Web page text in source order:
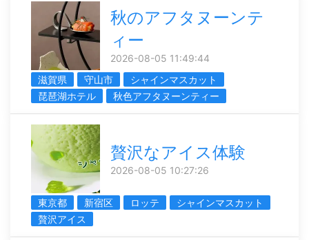
秋のアフタヌーンテ
ィー
2026-08-05 11:49:44
滋賀県
守山市
シャインマスカット
琵琶湖ホテル
秋色アフタヌーンティー
贅沢なアイス体験
2026-08-05 10:27:26
東京都 新宿区 ロッテ
シャインマスカット
贅沢アイス